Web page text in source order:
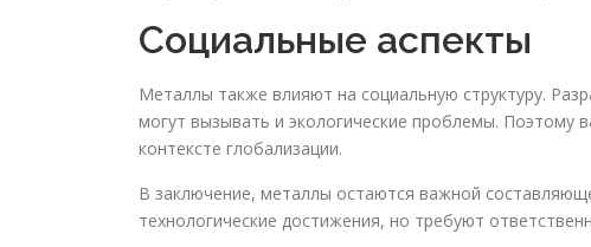
Социальные аспекты
Металлы также влияют на социальную структуру.
могут вызывать и экологические проблемы. Поэтому
контексте глобализации.
В заключение, металлы остаются важной
технологические достижения, но требуют